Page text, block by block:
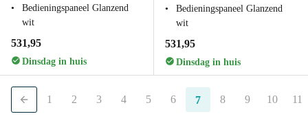
Bedieningspaneel Glanzend
wit
531,95
Dinsdag in huis
Bedieningspaneel Glanzend
wit
531,95
Dinsdag in huis
1 2 3 4 5 6 7 8 9 10 11